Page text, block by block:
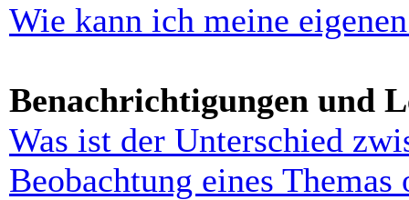
Wie kann ich meine
Benachrichtigungen und
Was ist der Unterschied
Beobachtung eines Themas